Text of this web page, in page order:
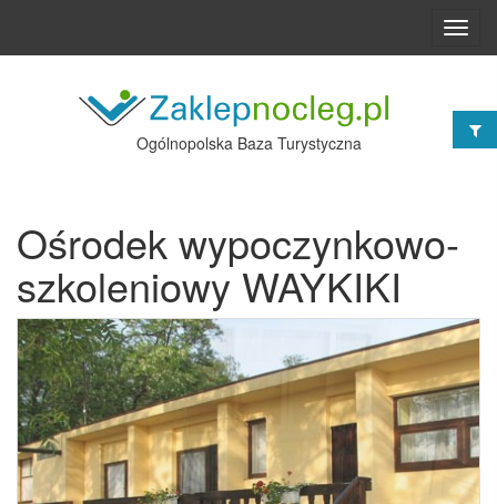
Ogólnopolska Baza Turystyczna
Ośrodek wypoczynkowo-
szkoleniowy WAYKIKI
Poprzednie